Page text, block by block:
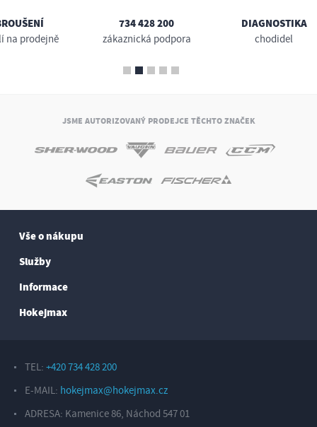
na prodejně
734 428 200
zákaznická podpora
DIAGNOSTIKA
chodidel
JSME AUTORIZOVANÝ PRODEJCE TĚCHTO ZNAČEK
Vše o nákupu
Služby
Informace
Hokejmax
TEL: +420 734 428 200
E-MAIL: hokejmax@hokejmax.cz
ADRESA: Kamenice 86, Náchod 547 01